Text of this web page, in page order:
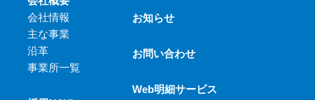
会社情報
主な事業
沿革
事業所一覧
お知らせ
お問い合わせ
Web明細サービス